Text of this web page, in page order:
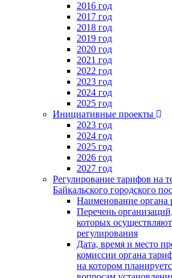
2016 год
2017 год
2018 год
2019 год
2020 год
2021 год
2022 год
2023 год
2024 год
2025 год
Инициативные проекты
2023 год
2024 год
2025 год
2026 год
2027 год
Регулирование тарифов на
Байкальского городского
Наименование органа
Перечень
которых
регулирования
Дата, время и место
комиссии органа
на котором